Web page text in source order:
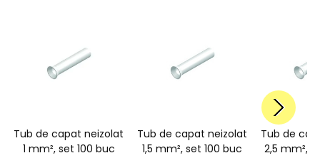
Tub de capat neizolat
1 mm², set 100 buc
Tub de capat neizolat
1,5 mm², set 100 buc
Tub de
2,5 mm²,